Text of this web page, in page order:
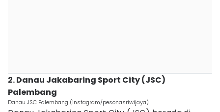
2. Danau Jakabaring Sport City (JSC)
Palembang
Danau JSC Palembang (instagram/pesonasriwijaya)